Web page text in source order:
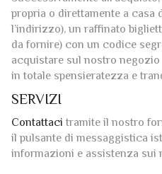
Successivamente
propria o direttamente a casa
l’indirizzo), un raffinato
da fornire) con un codice
acquistare sul nostro negozio
in totale spensieratezza e
SERVIZI
Contattaci tramite il nostro
il pulsante di messaggistica
informazioni e assistenza sui